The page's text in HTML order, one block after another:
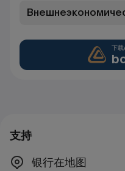
下载
支持
银行在地图